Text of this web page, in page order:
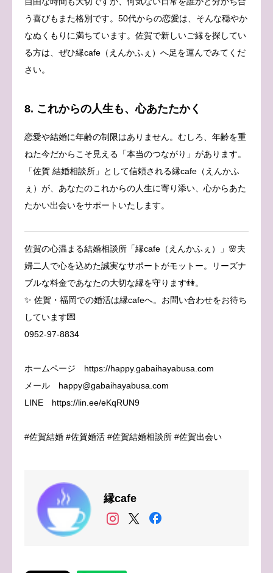
う喜びもまた格別です。50代からの恋愛は、そんな穏やか
なぬくもりに満ちています。佐賀で新しいご縁を探してい
る方は、ぜひ縁cafe（えんかふぇ）へ足を運んでみてくだ
さい。
8. これからの人生も、心あたたかく
恋愛や結婚に年齢の制限はありません。むしろ、年齢を重
ねた今だからこそ見える「本当のつながり」があります。
「佐賀 結婚相談所」として信頼される縁cafe（えんかふ
ぇ）が、あなたのこれからの人生に寄り添い、心からあた
たかい出会いをサポートいたします。
佐賀の心温まる結婚相談所「縁cafe（えんかふぇ）」🌸夫
婦二人で心を込めた誠実なサポートがモットー。リーズナ
ブルな料金であなたの大切な縁を守ります👫。
✨ 佐賀・福岡での婚活は縁cafeへ。お問い合わせをお待ち
しています💌
0952-97-8834
ホームページ https://happy.gabaihayabusa.com
メール happy@gabaihayabusa.com
LINE https://lin.ee/eKqRUN9
#佐賀結婚 #佐賀婚活 #佐賀結婚相談所 #佐賀出会い
縁cafe